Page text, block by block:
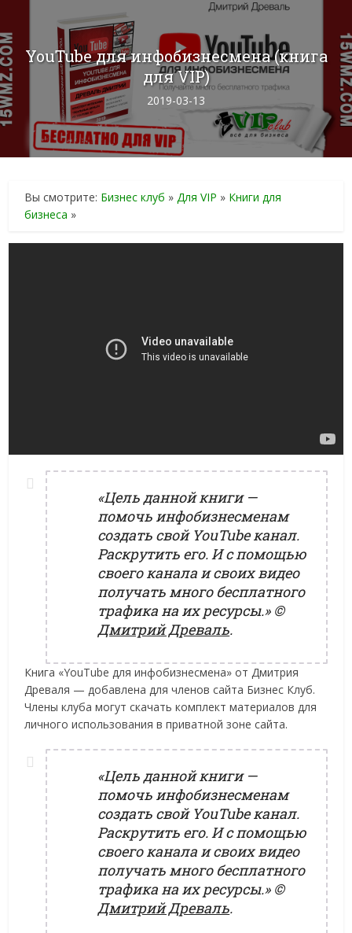
YouTube для инфобизнесмена (книга
для VIP)
2019-03-13
Вы смотрите: Бизнес клуб »Для VIP » Книги для
бизнеса »
«Цель данной книги —
помочь инфобизнесменам
создать свой YouTube канал.
Раскрутить его. И с помощью
своего канала и своих видео
получать много бесплатного
трафика на их ресурсы.»©
Дмитрий Древаль.
Книга «YouTube для инфобизнесмена» от Дмитрия
Древаля — добавлена для членов сайта Бизнес Клуб.
Члены клуба могут скачать комплект материалов для
личного использования в приватной зоне сайта.
«Цель данной книги —
помочь инфобизнесменам
создать свой YouTube канал.
Раскрутить его. И с помощью
своего канала и своих видео
получать много бесплатного
трафика на их ресурсы.»©
Дмитрий Древаль.